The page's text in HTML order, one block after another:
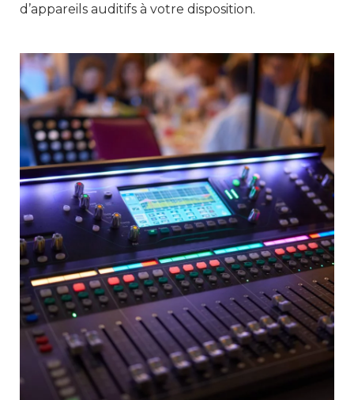
d’appareils auditifs à votre disposition.